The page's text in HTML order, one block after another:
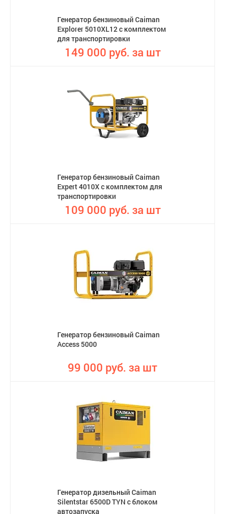
Генератор бензиновый Caiman
Explorer 5010XL12 с комплектом
для транспортировки
149 000 руб. за шт
Генератор бензиновый Caiman
Expert 4010X с комплектом для
транспортировки
109 000 руб. за шт
Генератор бензиновый Caiman
Access 5000
99 000 руб. за шт
Генератор дизельный Caiman
Silentstar 6500D TYN с блоком
автозапуска